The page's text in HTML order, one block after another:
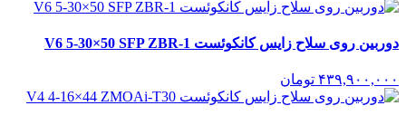
دوربین روی سلاح زایس کانکوئست V6 5-30×50 SFP ZBR-1
۴۳۹,۹۰۰,۰۰۰ تومان